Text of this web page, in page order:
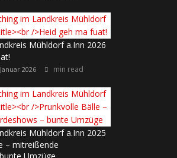
Mühldorf a.Inn 2026
2026 min read
Mühldorf a.Inn 2025
– mitreißende